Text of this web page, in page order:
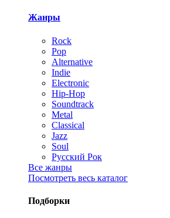
Жанры
Rock
Pop
Alternative
Indie
Electronic
Hip-Hop
Soundtrack
Metal
Classical
Jazz
Soul
Русский Рок
Все жанры
Посмотреть весь каталог
Подборки